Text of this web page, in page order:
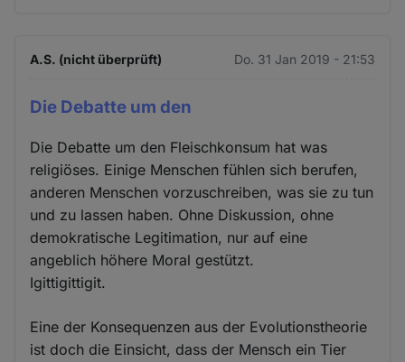
A.S. (nicht überprüft) Do. 31 Jan 2019 - 21:53
Die Debatte um den
Die Debatte um den Fleischkonsum hat was
religiöses. Einige Menschen fühlen sich berufen,
anderen Menschen vorzuschreiben, was sie zu tun
und zu lassen haben. Ohne Diskussion, ohne
demokratische Legitimation, nur auf eine
angeblich höhere Moral gestützt.
Igittigittigit.
Eine der Konsequenzen aus der Evolutionstheorie
ist doch die Einsicht, dass der Mensch ein Tier